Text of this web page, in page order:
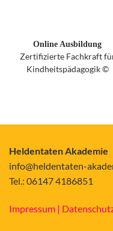
Online Ausbildung
Zertifizierte Fachkraft
Kindheitspädagogik ©
Heldentaten Akademie
info@heldentaten-
Tel.: 06147 4186851
Impressum |